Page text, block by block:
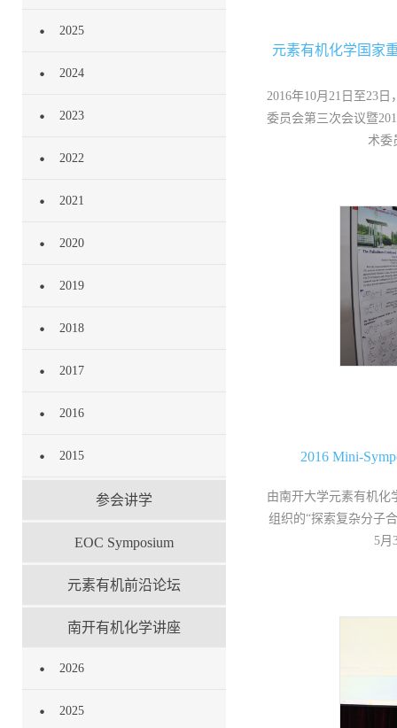
2025
2024
2023
2022
2021
2020
2019
2018
2017
2016
2015
参会讲学
EOC Symposium
元素有机前沿论坛
南开有机化学讲座
2026
2025
元素有机化学国家
2016年10月21日至23
委员会第三次会议暨
术委
2016 Mini-
由南开大学元素有机化
组织的“探索复杂分子
5月